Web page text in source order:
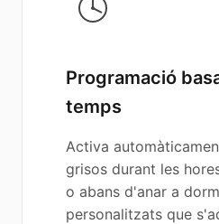
Programació
temps
Activa
grisos durant les
o abans d'anar a
personalitzats que